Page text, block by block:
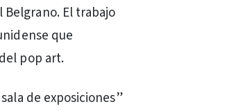
Belgrano. El trabajo
que
pop art.
de exposiciones”